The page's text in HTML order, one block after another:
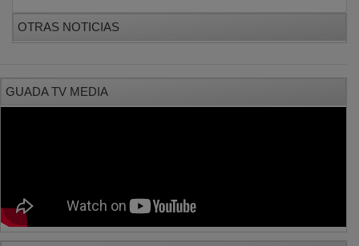
OTRAS NOTICIAS
GUADA TV MEDIA